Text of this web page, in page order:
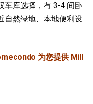
车库选择，有 3-4 间卧
自然绿地、本地便利设
为您提供 Mill